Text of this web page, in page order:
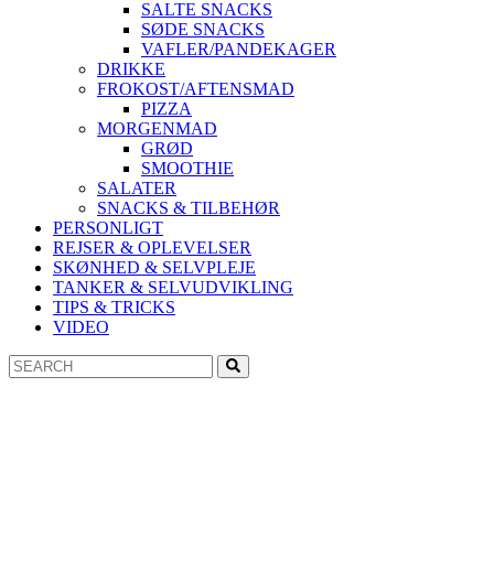
SALTE SNACKS
SØDE SNACKS
VAFLER/PANDEKAGER
DRIKKE
FROKOST/AFTENSMAD
PIZZA
MORGENMAD
GRØD
SMOOTHIE
SALATER
SNACKS & TILBEHØR
PERSONLIGT
REJSER & OPLEVELSER
SKØNHED & SELVPLEJE
TANKER & SELVUDVIKLING
TIPS & TRICKS
VIDEO
Search
for: